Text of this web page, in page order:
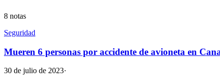
8 notas
Seguridad
Mueren 6 personas por accidente de avioneta en
30 de julio de 2023·